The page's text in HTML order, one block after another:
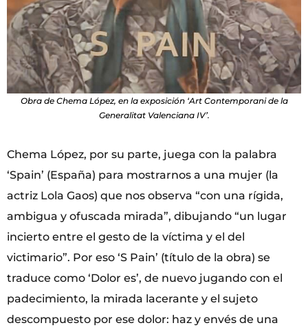
Obra de Chema López, en la exposición ‘Art Contemporani de la
Generalitat Valenciana IV’.
Chema López, por su parte, juega con la palabra
‘Spain’ (España) para mostrarnos a una mujer (la
actriz Lola Gaos) que nos observa “con una rígida,
ambigua y ofuscada mirada”, dibujando “un lugar
incierto entre el gesto de la víctima y el del
victimario”. Por eso ‘S Pain’ (título de la obra) se
traduce como ‘Dolor es’, de nuevo jugando con el
padecimiento, la mirada lacerante y el sujeto
descompuesto por ese dolor: haz y envés de una